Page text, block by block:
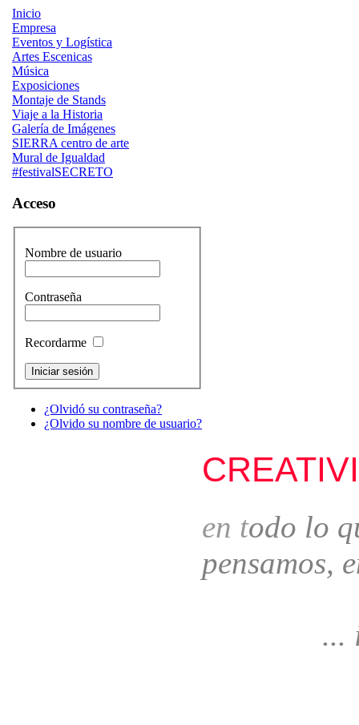
Inicio
Empresa
Eventos y Logística
Artes Escenicas
Música
Exposiciones
Montaje de Stands
Viaje a la Historia
Galería de Imágenes
SIERRA centro de arte
Mural de Igualdad
#festivalSECRETO
Acceso
Nombre de usuario
Contraseña
Recordarme
¿Olvidó su contraseña?
¿Olvido su nombre de usuario?
en todo lo
pensamos,
...